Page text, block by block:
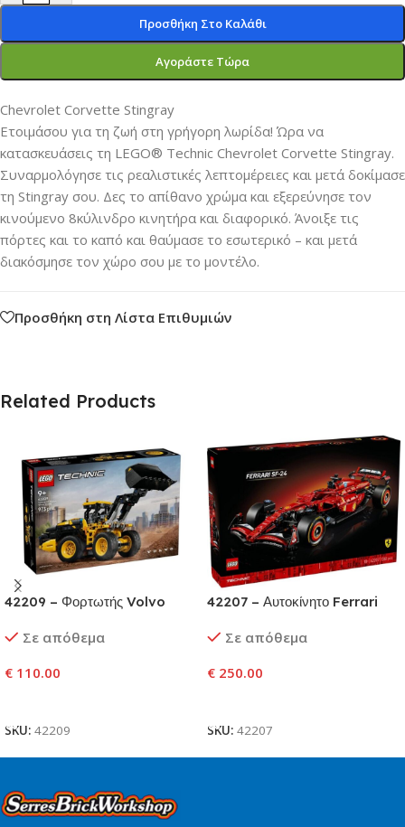
Προσθήκη Στο Καλάθι
Αγοράστε Τώρα
Chevrolet Corvette Stingray
Ετοιμάσου για τη ζωή στη γρήγορη λωρίδα! Ώρα να
κατασκευάσεις τη LEGO® Technic Chevrolet Corvette Stingray.
Συναρμολόγησε τις ρεαλιστικές λεπτομέρειες και μετά δοκίμασε
τη Stingray σου. Δες το απίθανο χρώμα και εξερεύνησε τον
κινούμενο 8κύλινδρο κινητήρα και διαφορικό. Άνοιξε τις
πόρτες και το καπό και θαύμασε το εσωτερικό – και μετά
διακόσμησε τον χώρο σου με το μοντέλο.
Προσθήκη στη Λίστα Επιθυμιών
Related Products
42209 – Φορτωτής Volvo
Σε απόθεμα
€ 110.00
SKU: 42209
42207 – Αυτοκίνητο Ferrari
Σε απόθεμα
€ 250.00
SKU: 42207